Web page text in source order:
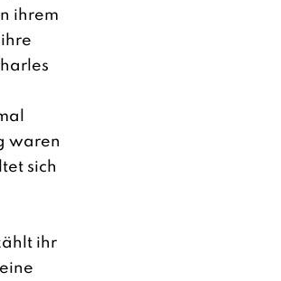
ihrem
waren
sich
ihr